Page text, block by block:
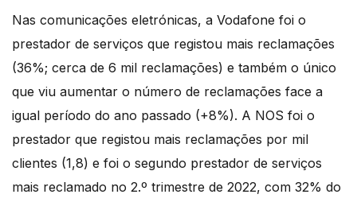
Nas comunicações eletrónicas, a Vodafone foi o
prestador de serviços que registou mais reclamações
(36%; cerca de 6 mil reclamações) e também o único
que viu aumentar o número de reclamações face a
igual período do ano passado (+8%). A NOS foi o
prestador que registou mais reclamações por mil
clientes (1,8) e foi o segundo prestador de serviços
mais reclamado no 2.º trimestre de 2022, com 32% do